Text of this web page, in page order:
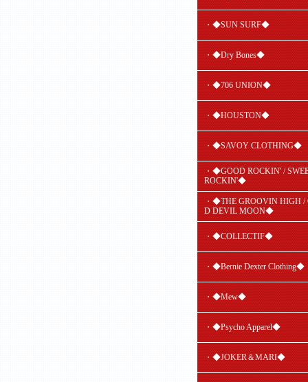
・◆SUN SURF◆
・◆Dry Bones◆
・◆706 UNION◆
・◆HOUSTON◆
・◆SAVOY CLOTHING◆
・◆GOOD ROCKIN' /
ROCKIN'◆
・◆THE GROOVIN HIGH /
D DEVIL MOON◆
・◆COLLECTIF◆
・◆Bernie Dexter Clothing◆
・◆Mew◆
・◆Psycho Apparel◆
・◆JOKER＆MARI◆